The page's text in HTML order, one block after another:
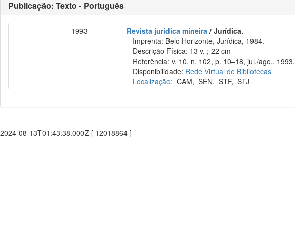
Publicação: Texto - Português
1993 Revista jurídica mineira / Jurídica.
Imprenta: Belo Horizonte, Jurídica, 1984.
Descrição Física: 13 v. ; 22 cm
Referência: v. 10, n. 102, p. 10–18, jul./ago., 1993.
Disponibilidade: Rede Virtual de Bibliotecas
Localização: CAM,SEN,STF,STJ
2024-08-13T01:43:38.000Z [ 12018864 ]